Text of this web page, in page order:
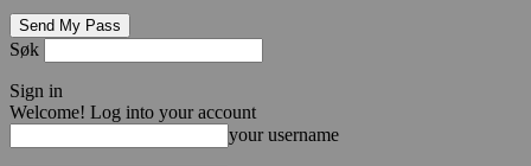
Søk
Sign in
Welcome! Log into your account
your username